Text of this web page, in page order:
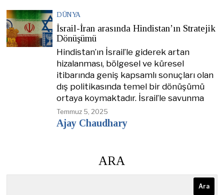
DÜNYA
İsrail-İran arasında Hindistan’ın Stratejik
Dönüşümü
Hindistan’ın İsrail’le giderek artan
hizalanması, bölgesel ve küresel
itibarında geniş kapsamlı sonuçları olan
dış politikasında temel bir dönüşümü
ortaya koymaktadır. İsrail’le savunma
Temmuz 5, 2025
Ajay Chaudhary
ARA
Ara